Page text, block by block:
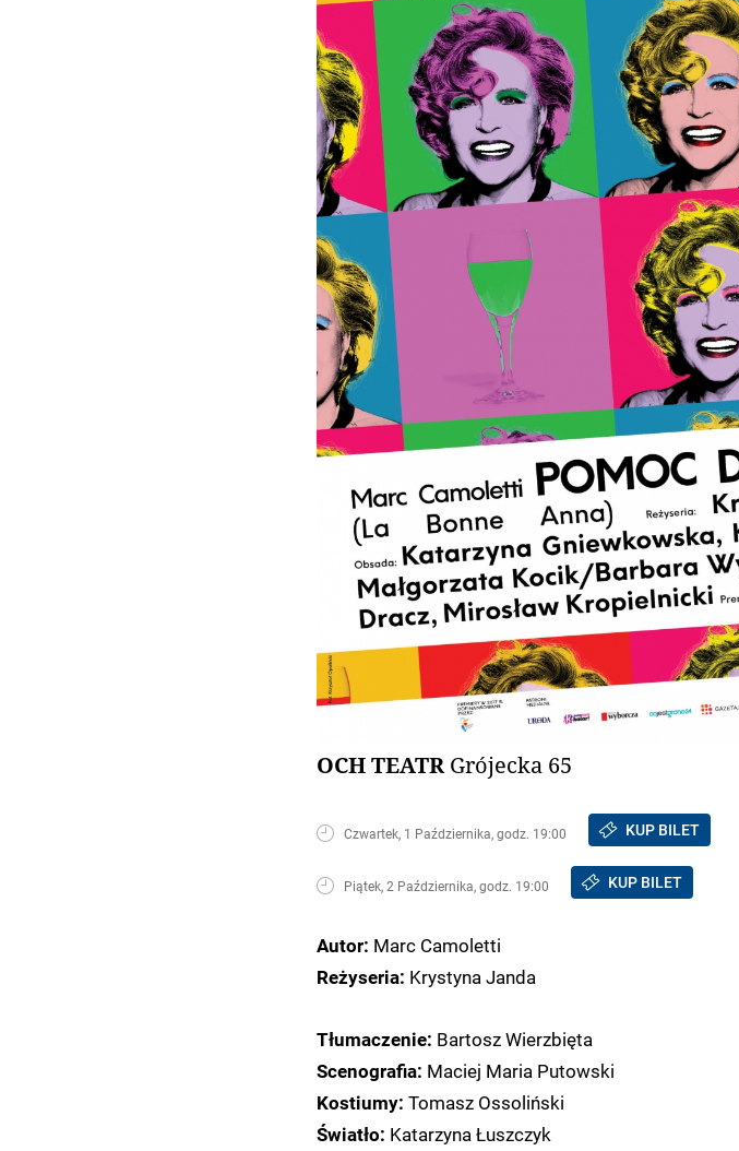
OCH TEATRGrójecka 65
Czwartek, 1 Października, godz. 19:00 KUP BILET
Piątek, 2 Października, godz. 19:00 KUP BILET
Autor: Marc Camoletti
Reżyseria: Krystyna Janda
Tłumaczenie: Bartosz Wierzbięta
Scenografia: Maciej Maria Putowski
Kostiumy: Tomasz Ossoliński
Światło: Katarzyna Łuszczyk